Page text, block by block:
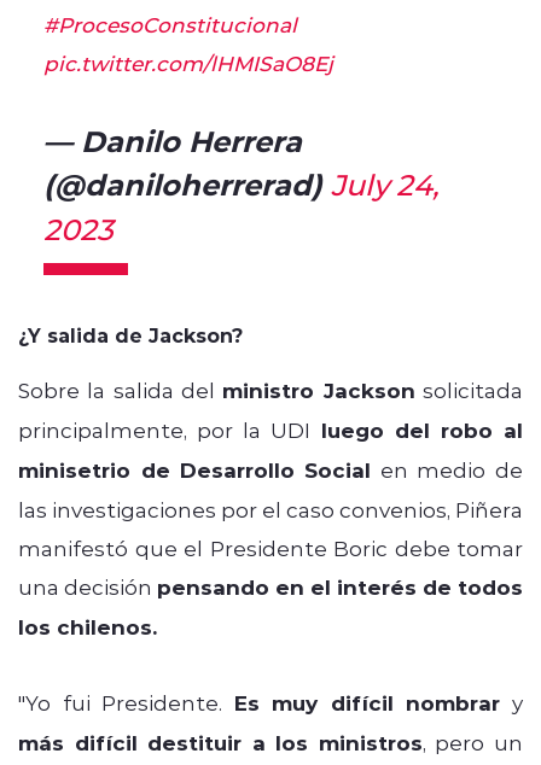
#ProcesoConstitucional
pic.twitter.com/lHMISaO8Ej
— Danilo Herrera
(@daniloherrerad)July 24,
2023
¿Y salida de Jackson?
Sobre la salida del ministro Jackson solicitada
principalmente, por la UDI luego del robo al
minisetrio de Desarrollo Social en medio de
las investigaciones por el caso convenios, Piñera
manifestó que el Presidente Boric debe tomar
una decisión pensando en el interés de todos
los chilenos.
"Yo fui Presidente. Es muy difícil nombrar y
más difícil destituir a los ministros, pero un